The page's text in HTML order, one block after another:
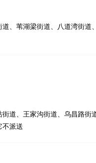
、苇湖梁街道、八道湾街道
道、王家沟街道、乌昌路街
不派送